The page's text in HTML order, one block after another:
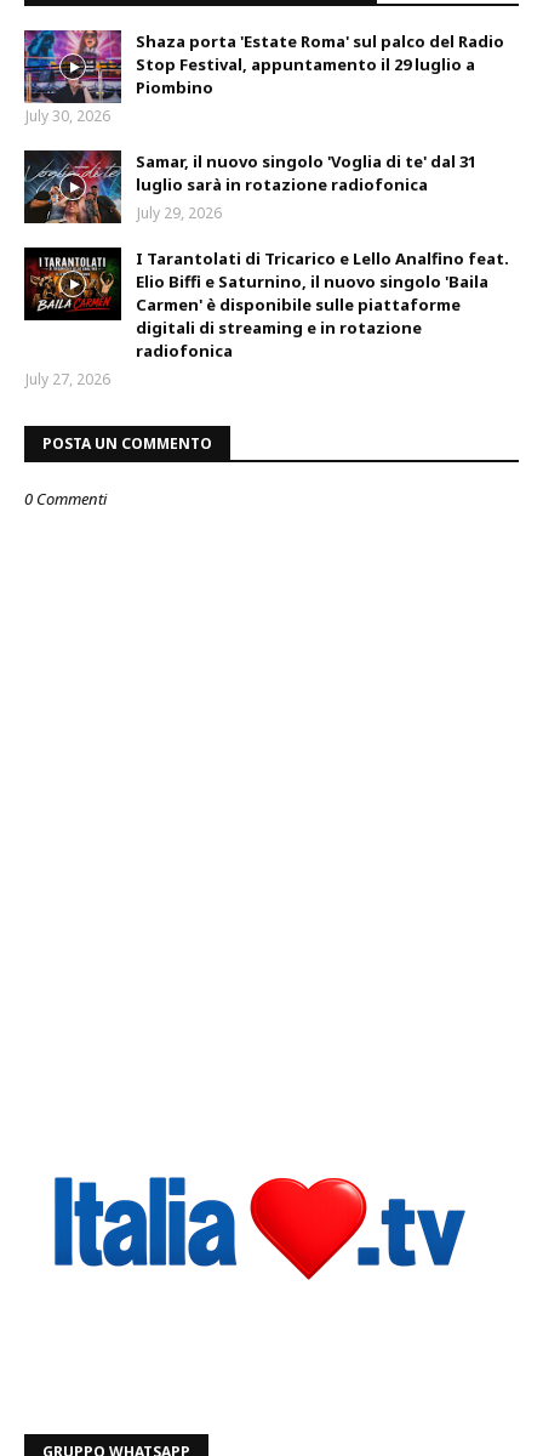
Shaza porta 'Estate Roma' sul palco del Radio
Stop Festival, appuntamento il 29 luglio a
Piombino
July 30, 2026
Samar, il nuovo singolo 'Voglia di te' dal 31
luglio sarà in rotazione radiofonica
July 29, 2026
I Tarantolati di Tricarico e Lello Analfino feat.
Elio Biffi e Saturnino, il nuovo singolo 'Baila
Carmen' è disponibile sulle piattaforme
digitali di streaming e in rotazione
radiofonica
July 27, 2026
POSTA UN COMMENTO
0 Commenti